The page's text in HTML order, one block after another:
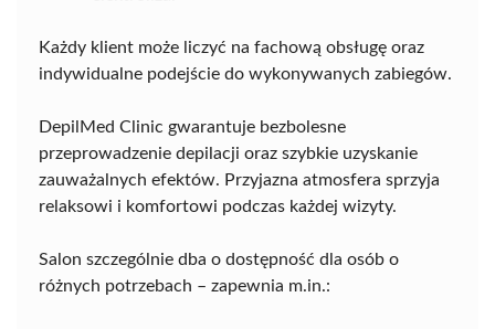
Każdy klient może liczyć na fachową obsługę oraz
indywidualne podejście do wykonywanych zabiegów.
DepilMed Clinic gwarantuje bezbolesne
przeprowadzenie depilacji oraz szybkie uzyskanie
zauważalnych efektów. Przyjazna atmosfera sprzyja
relaksowi i komfortowi podczas każdej wizyty.
Salon szczególnie dba o dostępność dla osób o
różnych potrzebach – zapewnia m.in.: